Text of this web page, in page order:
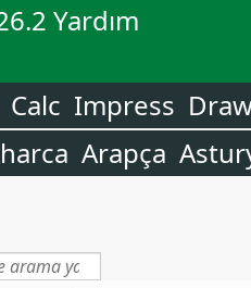
Yardım
Calc Impress
Arapça